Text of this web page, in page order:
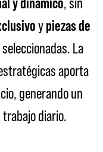
y dinámico, sin
ypiezas de
La
aporta
generando un
diario.